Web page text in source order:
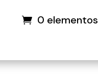
0 elementos